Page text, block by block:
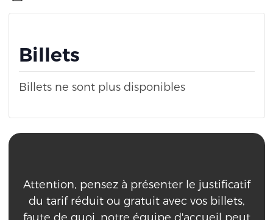
Billets
Billets ne sont plus disponibles
Attention, pensez à présenter le justificatif
du tarif réduit ou gratuit avec vos billets,